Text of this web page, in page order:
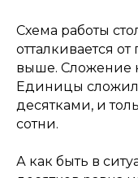
Схема работы
отталкивается
выше. Сложение
Единицы
десятками, и
сотни.
А как быть в